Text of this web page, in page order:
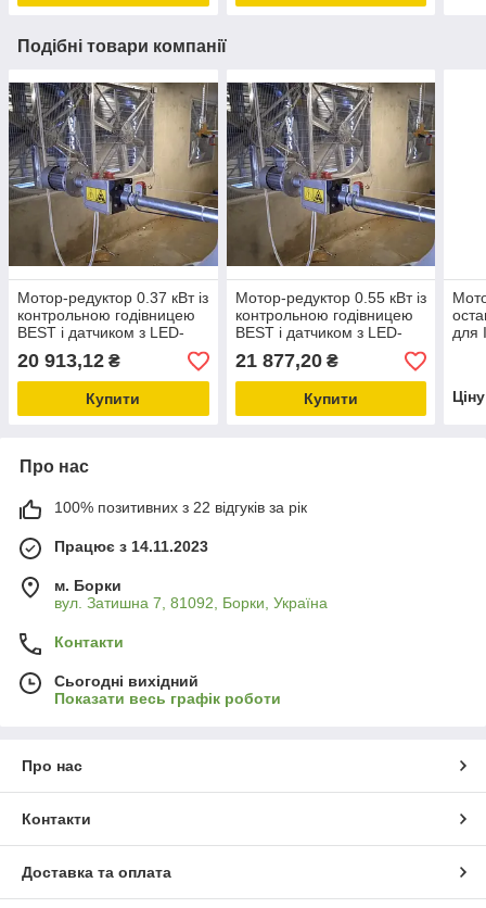
Подібні товари компанії
Мотор-редуктор 0.37 кВт із
контрольною годівницею
BEST і датчиком з LED-
годування бройлерів
20 913,12 ₴
Купити
Мотор-редуктор 0.55 кВт із
контрольною годівницею
BEST і датчиком з LED-
годування бройлерів
21 877,20₴
Купити
для
Про нас
100% позитивних з 22 відгуків за рік
Працює з 14.11.2023
м. Борки
вул. Затишна 7, 81092, Борки, Україна
Контакти
Сьогодні вихідний
Показати весь графік роботи
Про нас
Контакти
Доставка та оплата